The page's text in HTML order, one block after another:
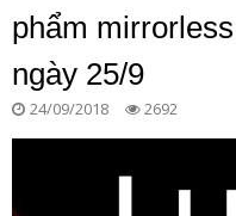
phẩm
ngày 25/9
24/09/2018 2692